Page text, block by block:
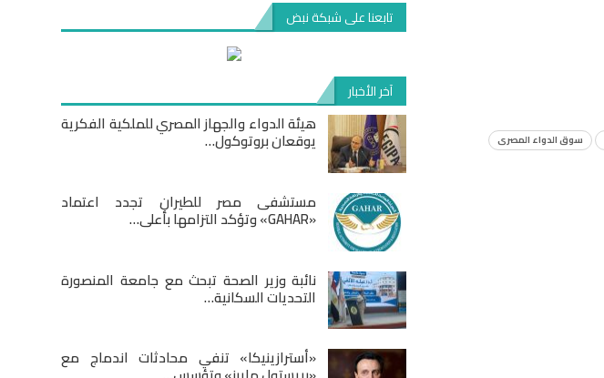
سوق الدواء المصرى
تابعنا على شبكة نبض
آخر الأخبار
هيئة الدواء والجهاز المصري للملكية الفكرية
يوقعان بروتوكول…
مستشفى مصر للطيران تجدد اعتماد
«GAHAR» وتؤكد التزامها بأعلى…
نائبة وزير الصحة تبحث مع جامعة المنصورة
التحديات السكانية…
«أسترازينيكا» تنفي محادثات اندماج مع